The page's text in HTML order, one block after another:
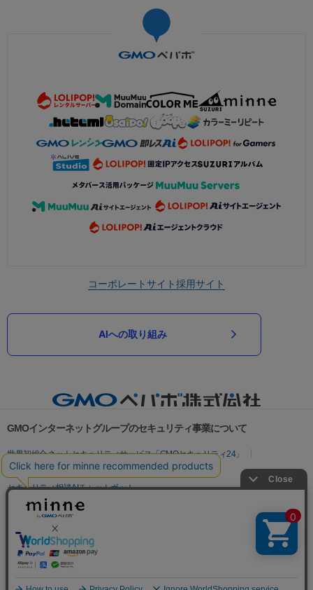
コーポレートサイト採用サイト
AIへの取り組み
GMOインターネットグループのセキュリティ事業について
世界初総合ネットセキュリティサービス「GMOセキュリティ24」
パスワード漏洩診断
Webサイトリスク診断
セキュリティ相談AIチャットボット
実在証明・盗聴対策
サイバー攻撃対策（GMO Flatt Security）
セキュリティ事業の軌跡